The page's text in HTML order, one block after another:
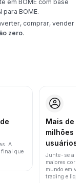
em BOME com base
BOME.
comprar, vender
zero.
A
final que
Mais de
milhões
usuários
Junte-se a
maiores
mundo em
trading e